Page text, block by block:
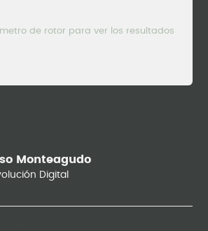
Monteagudo
Digital
de rotor para ver los resultados